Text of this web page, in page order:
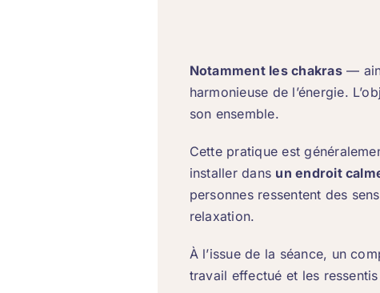
Notamment les chakras—
harmonieuse de l’énergie.
son ensemble.
Cette pratique est
installer dans un endroit
personnes ressentent des
relaxation.
À l’issue de la séance, un
travail effectué et les